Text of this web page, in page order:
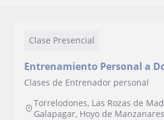
Clase Presencial
Entrenamiento Personal a
Clases de Entrenador personal
Torrelodones, Las Rozas de
Galapagar, Hoyo de